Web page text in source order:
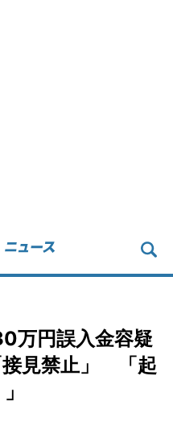
万円誤入金容疑
接見禁止」 「起